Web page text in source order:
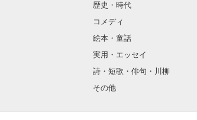
歴史・時代
コメディ
絵本・童話
実用・エッセイ
詩・短歌・俳句・川柳
その他